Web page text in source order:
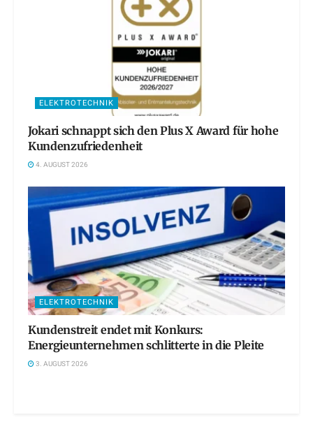
ELEKTROTECHNIK
Jokari schnappt sich den Plus X Award für hohe
Kundenzufriedenheit
4. AUGUST 2026
ELEKTROTECHNIK
Kundenstreit endet mit Konkurs:
Energieunternehmen schlitterte in die Pleite
3. AUGUST 2026